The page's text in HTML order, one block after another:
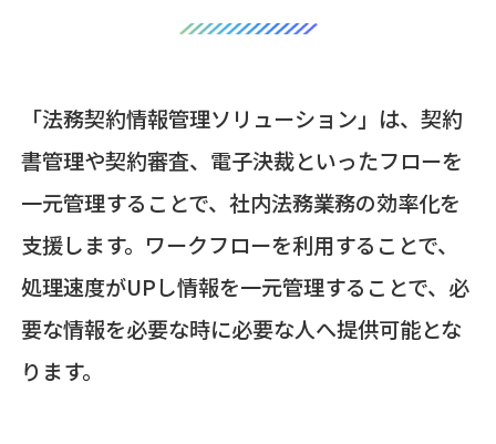
「法務契約情報管理ソリューション」は、契約
書管理や契約審査、電子決裁といったフローを
一元管理することで、社内法務業務の効率化を
支援します。ワークフローを利用することで、
処理速度がUPし情報を一元管理することで、必
要な情報を必要な時に必要な人へ提供可能とな
ります。